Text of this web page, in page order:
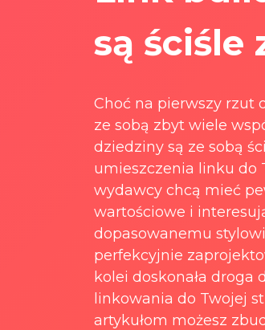
są ściśle
Choć na pierwszy rzut
ze sobą zbyt wiele
dziedziny są ze sobą
umieszczenia linku do
wydawcy chcą mieć
wartościowe i
dopasowanemu
perfekcyjnie
kolei doskonała droga
linkowania do Twojej
artykułom możesz